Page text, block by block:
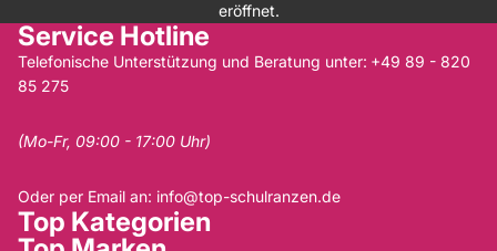
eröffnet.
Service Hotline
Telefonische Unterstützung und Beratung unter: +49 89 - 820
85 275
(Mo-Fr, 09:00 - 17:00 Uhr)
Oder per Email an: info@top-schulranzen.de
Top Kategorien